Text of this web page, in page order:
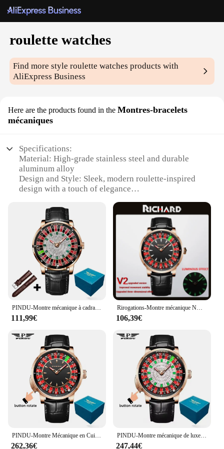
roulette watches
Find more styleroulette watches products with
AliExpress Business
Here are the products found in the Montres-bracelets
mécaniques
Specifications:
Material: High-grade stainless steel and durable
aluminum alloy
Design and Style: Sleek, modern roulette-inspired
design with a touch of elegance
occasions, adding a unique flair to any outfit
Performance and Property: Precision quartz
movement ensures accurate timekeeping
Shape or Size or Weight or Quantity: Comes in a
standard size with a comfortable weight for daily
wear
Parts and Accessories: Includes a set of roulette
watches, wholesale options available for vendors
and suppliers
Features:
**Elegant Craftsmanship and Timeless Design**
are a statement of style and sophistication. The
meticulous craftsmanship is evident in the high-
grade stainless steel and durable aluminum alloy
construction, ensuring longevity and a premium
feel. The roulette-inspired design is a nod to the
glamour of casino culture, making these watches a
conversation starter at any event. Whether you're
attending a black-tie affair or simply looking to add
a touch of luxury to your everyday wardrobe, these
watches are versatile enough to fit any scenario.
PINDU-Montre mécanique à cadran rotatif, mouvement NH35, cadran arabe, roulette automatique, aiguilles en diamant Shoous, P6616
111,99€
Rirogations-Montre mécanique NH35 pour homme, cadran rotatif, roulette Las Vegas, thème bureau, aiguilles brillantes en diamant, nouveau
106,39€
PINDU-Montre Mécanique en Cuir pour Homme, Bouton Européen, Roulette Fun Game, Verre Saphir NH35A, Cadran Diamant, P6628, Nouvelle Collection
262,36€
PINDU-Montre mécanique de luxe pour homme, acier inoxydable, verre saphir, roulette à bouton, version améliorée, marque supérieure, NH35A, 2025
247,44€